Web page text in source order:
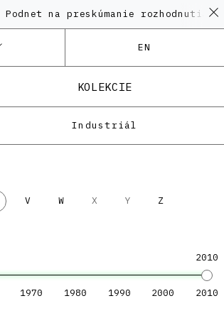
Podnet na preskúmanie rozhodnutia
EN
KOLEKCIE
Industriál
V W X Y Z
2010
1970 1980 1990 2000 2010